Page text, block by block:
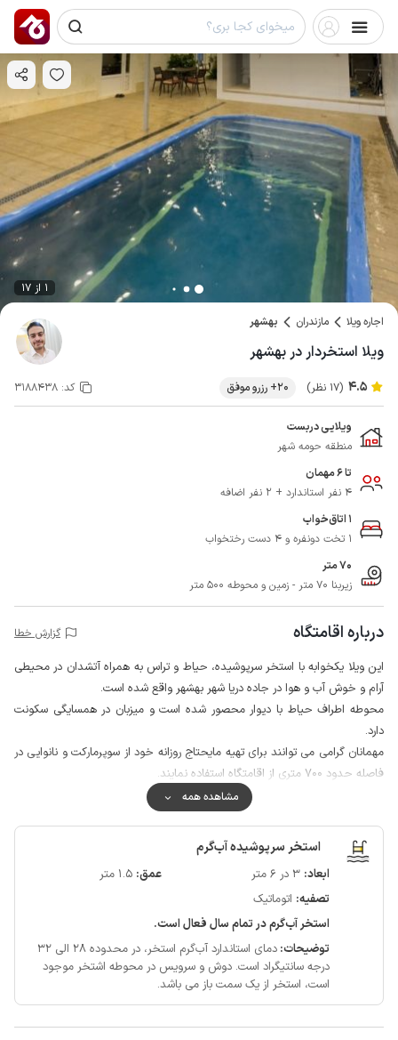
1 از 17
اجاره ویلا مازندران بهشهر
ویلا استخردار در بهشهر
4.5 (17 نظر) 20+ رزرو موفق کد: 3188438
ویلایی دربست
منطقه حومه شهر
تا 6 مهمان
4 نفر استاندارد + 2 نفر اضافه
1 اتاق‌خواب
1 تخت دونفره و 4 دست رختخواب
70 متر
زیربنا 70 متر - زمین و محوطه 500 متر
درباره اقامتگاه گزارش خطا
این ویلا یکخوابه با استخر سرپوشیده، حیاط و تراس به همراه آتشدان در محیطی
آرام و خوش آب و هوا در جاده دریا شهر بهشهر واقع شده است.
محوطه اطراف حیاط با دیوار محصور شده است و میزبان در همسایگی سکونت
دارد.
مهمانان گرامی می توانند برای تهیه مایحتاج روزانه خود از سوپرمارکت و نانوایی در
فاصله حدود 700 متری از اقامتگاه استفاده نمایند.
کیفیت پوشش شبکه تلفن همراه اپراتور ایرانسل و همراه اول برای مکالمه عالی و
لازم به ذکر است حدود 60 متر مسیر منتهی به اقامتگاه به صورت خاکی می باشد
و با انواع خودرو قابل تردد است.
بهشهر با طبیعت بکر و زیبای خود یکی از بهترین و جذاب ترین شهرهای شمالی
کشور است و مجموعه گردشگری کومه، سایت پرواز پاراگلایدر روستای مهدی رجه،
جنگل سرخ او و آبشار سرخ او، آبشار سمبی، آبشار سنگ نو، ساحل گلوگاه و شبه
جزیره میان کاله از جاذبه های قابل دسترسی از این ویلا می باشد.
مشاهده همه
استخر سرپوشیده آب‌گرم
ابعاد: 3 در 6 متر عمق: 1.5 متر
تصفیه: اتوماتیک
استخر آب‌گرم در تمام سال فعال است.
توضیحات:
دمای استاندارد آب‌گرم استخر، در محدوده 28 الی 32
درجه سانتیگراد است. دوش و سرویس در محوطه اشتخر موجود
است، استخر از یک سمت باز می باشد.